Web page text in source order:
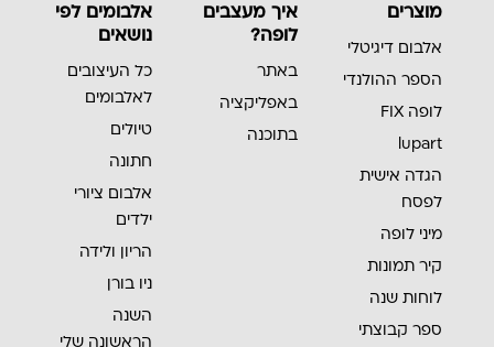
מוצרים
אלבום דיגיטלי
הספר ההולנדי
לופה FIX
lupart
הגדה אישית
לפסח
מיני לופה
קיר תמונות
לוחות שנה
ספר קבוצתי
איך מעצבים
לופה?
באתר
באפליקציה
בתוכנה
אלבומים לפי
נושאים
כל העיצובים
לאלבומים
טיולים
חתונה
אלבום ציורי
ילדים
הריון ולידה
ניו בורן
השנה
הראשונה שלי